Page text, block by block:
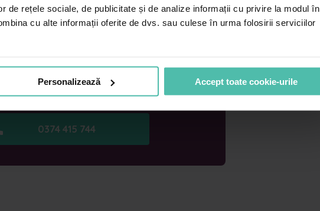
de rețele sociale, de publicitate și de analize informații cu privire la modul în
cu alte informații oferite de dvs. sau culese în urma folosirii serviciilor
Personalizează Accept toate cookie-urile
Nu facem spam! Citeștepolitica noastră de
confidențialitate pentru mai multe informații.
Dr. Leventer
Baneasa
0374 415 744